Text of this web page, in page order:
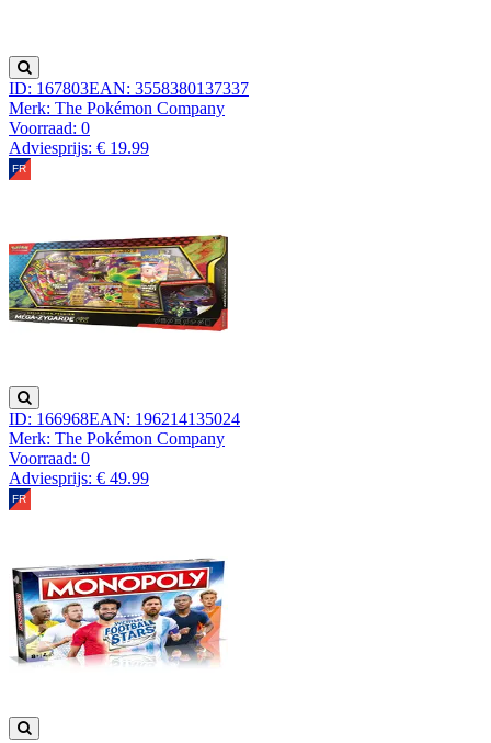
ID: 167803EAN: 3558380137337
Merk: The Pokémon Company
Voorraad: 0
Adviesprijs: € 19.99
ID: 166968EAN: 196214135024
Merk: The Pokémon Company
Voorraad: 0
Adviesprijs: € 49.99